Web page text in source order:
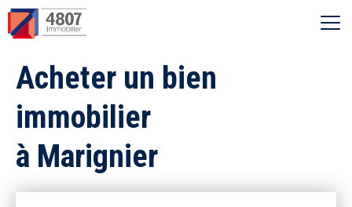
Vente
Location
Ouvrir le menu
Acheter un bien
immobilier
à Marignier